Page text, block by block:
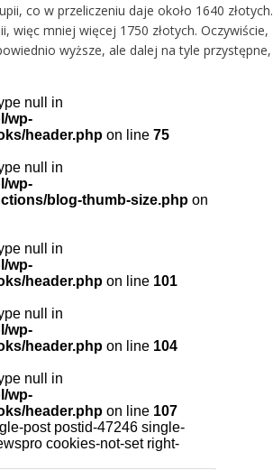
co w przeliczeniu daje około 1640 złotych.
więc mniej więcej 1750 złotych. Oczywiście,
wyższe, ale dalej na tyle przystępne,